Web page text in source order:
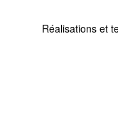
Réalisations et